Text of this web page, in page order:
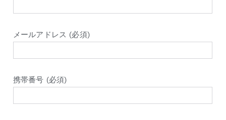
メールアドレス (必須)
携帯番号 (必須)